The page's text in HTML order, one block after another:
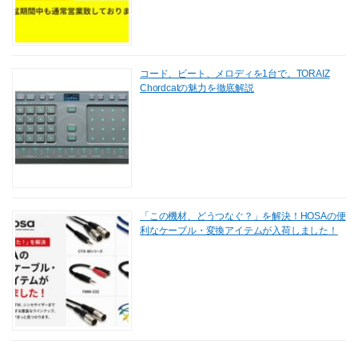
コード、ビート、メロディを1台で。TORAIZ
Chordcatの魅力を徹底解説
「この機材、どうつなぐ？」を解決！HOSAの便
利なケーブル・変換アイテムが入荷しました！